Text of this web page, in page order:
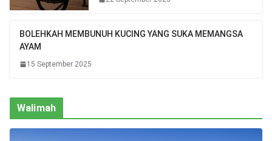
BOLEHKAH MEMBUNUH KUCING YANG SUKA MEMANGSA
AYAM
15 September 2025
Walimah